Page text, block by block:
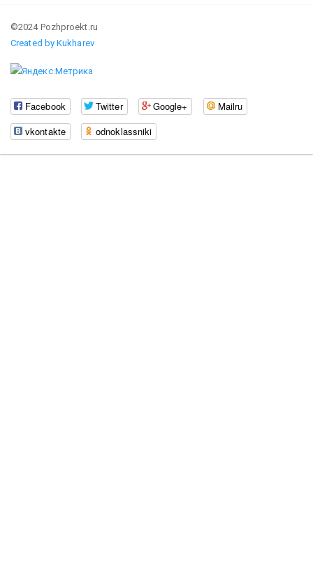
©2024 Pozhproekt.ru
Created by Kukharev
Facebook Twitter Google+
Mailru
vkontakte
odnoklassniki